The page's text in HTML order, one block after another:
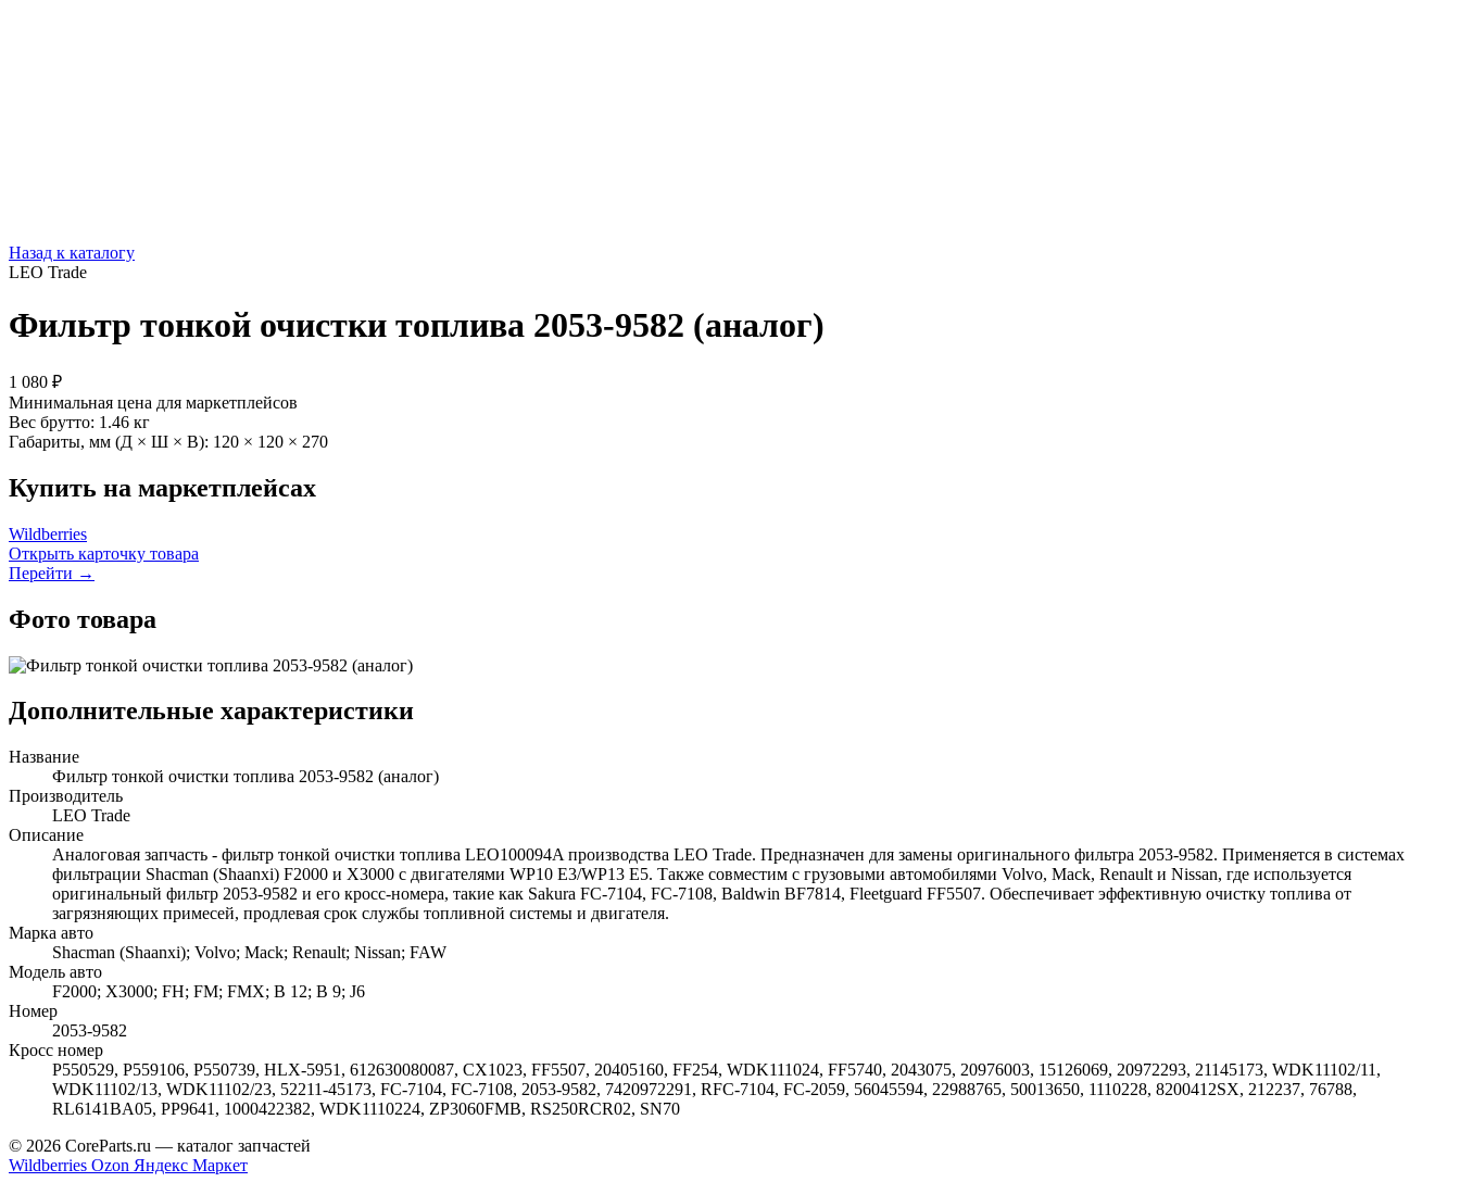
Назад к каталогу
LEO Trade
Фильтр тонкой очистки топлива 2053-9582 (аналог)
1 080 ₽
Минимальная цена для маркетплейсов
Вес брутто: 1.46 кг
Габариты, мм (Д × Ш × В): 120 × 120 × 270
Купить на маркетплейсах
Wildberries
Открыть карточку товара
Перейти →
Фото товара
Дополнительные характеристики
Название
Фильтр тонкой очистки топлива 2053-9582 (аналог)
Производитель
LEO Trade
Описание
Аналоговая запчасть - фильтр тонкой очистки топлива LEO100094A производства LEO Trade. Предназначен для замены оригинального фильтра 2053-9582. Применяется в системах
фильтрации Shacman (Shaanxi) F2000 и X3000 с двигателями WP10 Е3/WP13 Е5. Также совместим с грузовыми автомобилями Volvo, Mack, Renault и Nissan, где используется
оригинальный фильтр 2053-9582 и его кросс-номера, такие как Sakura FC-7104, FC-7108, Baldwin BF7814, Fleetguard FF5507. Обеспечивает эффективную очистку топлива от
загрязняющих примесей, продлевая срок службы топливной системы и двигателя.
Марка авто
Shacman (Shaanxi); Volvo; Mack; Renault; Nissan; FAW
Модель авто
F2000; X3000; FH; FM; FMX; B 12; B 9; J6
Номер
2053-9582
Кросс номер
P550529, P559106, P550739, HLX-5951, 612630080087, CX1023, FF5507, 20405160, FF254, WDK111024, FF5740, 2043075, 20976003, 15126069, 20972293, 21145173, WDK11102/11,
WDK11102/13, WDK11102/23, 52211-45173, FC-7104, FC-7108, 2053-9582, 7420972291, RFC-7104, FC-2059, 56045594, 22988765, 50013650, 1110228, 8200412SX, 212237, 76788,
RL6141BA05, PP9641, 1000422382, WDK1110224, ZP3060FMB, RS250RCR02, SN70
© 2026 CoreParts.ru — каталог запчастей
Wildberries Ozon Яндекс Маркет